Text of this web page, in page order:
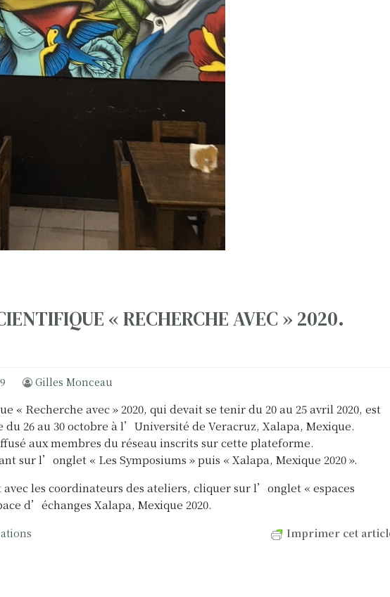
« RECHERCHE AVEC » 2020.
Gilles Monceau
« Recherche avec » 2020, qui devait se tenir du 20 au 25 avril 2020, est
du 26 au 30 octobre à l’Université de Veracruz, Xalapa, Mexique.
aux membres du réseau inscrits sur cette plateforme.
sur l’onglet « Les Symposiums » puis « Xalapa, Mexique 2020 ».
les coordinateurs des ateliers, cliquer sur l’onglet « espaces
d’échanges Xalapa, Mexique 2020.
Imprimer cet